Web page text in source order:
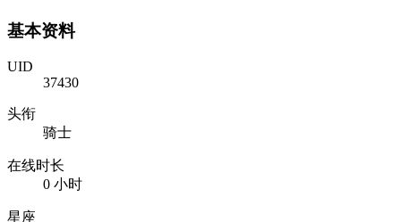
基本资料
UID
37430
头衔
骑士
在线时长
0 小时
星座